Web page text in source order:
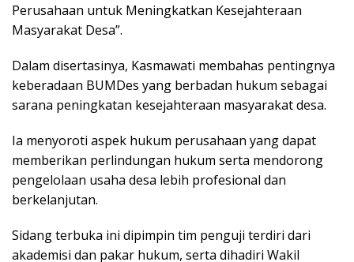
Perusahaan untuk Meningkatkan Kesejahteraan
Masyarakat Desa”.
Dalam disertasinya, Kasmawati membahas pentingnya
keberadaan BUMDes yang berbadan hukum sebagai
sarana peningkatan kesejahteraan masyarakat desa.
Ia menyoroti aspek hukum perusahaan yang dapat
memberikan perlindungan hukum serta mendorong
pengelolaan usaha desa lebih profesional dan
berkelanjutan.
Sidang terbuka ini dipimpin tim penguji terdiri dari
akademisi dan pakar hukum, serta dihadiri Wakil